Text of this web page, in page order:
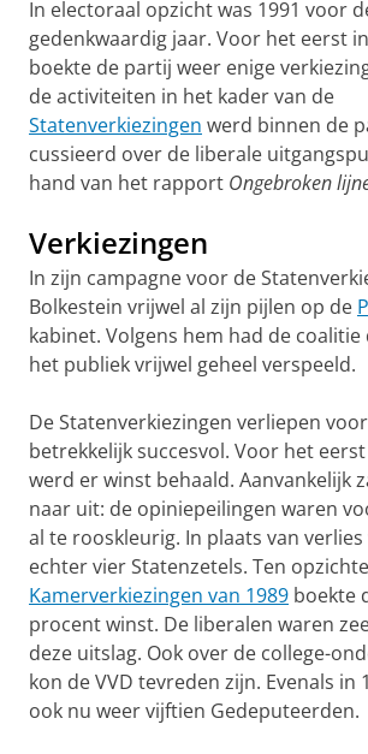
In electoraal opzicht was 1991 voor
gedenkwaar­dig jaar. Voor het eerst
boekte de partij weer enige
de activiteiten in het kader van de
Statenverkiezingen werd binnen de
cussieerd over de liberale
hand van het rapport Onge­broken
Verkiezingen
In zijn campagne voor de
Bol­kestein vrijwel al zijn pijlen op de
kabi­net. Volgens hem had de
het pu­bliek vrijwel geheel ver­speeld.
De Statenver­kiezingen verliepen
betrekkelijk suc­cesvol. Voor het
werd er winst be­haald. Aan­vankelijk
naar uit: de opinie­peilingen waren
al te rooskleurig. In plaats van
echter vier Statenze­tels. Ten
Kamerver­kiezingen van 1989 boekte
procent winst. De liberalen waren
deze uitslag. Ook over de college-
kon de VVD te­vre­den zijn. Evenals in
ook nu weer vijftien Gedepu­teerden.